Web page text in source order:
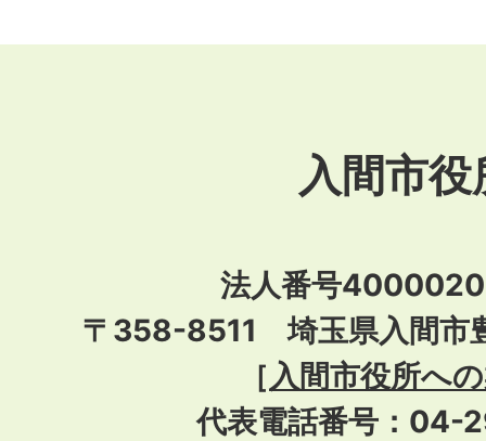
入間市役
法人番号
〒358-8511 埼玉県入間市
［ 入間市役所へ
代表電話番号：04-